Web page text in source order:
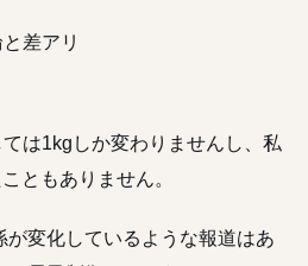
差アリ
は1kgしか変わりませんし、私
ともありません。
変化しているような報道はあ